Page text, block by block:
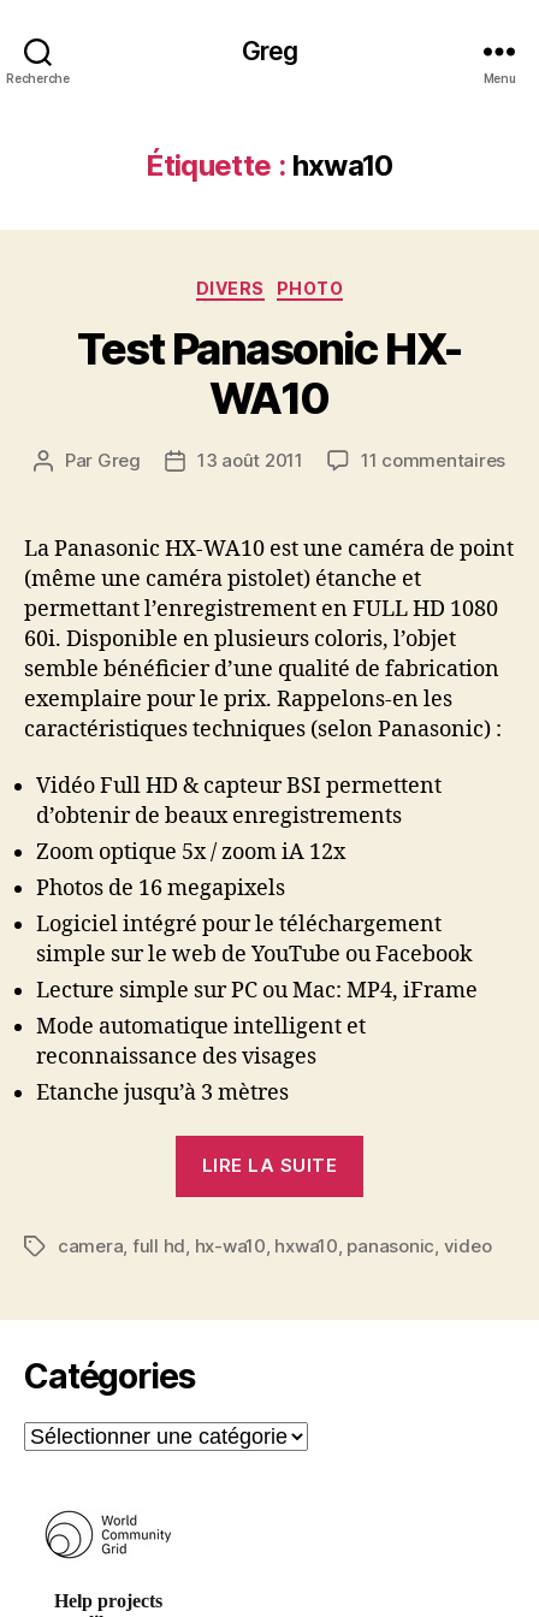
Recherche
Greg
Menu
Étiquette : hxwa10
Catégories
DIVERS PHOTO
Test Panasonic HX-
WA10
Auteur
Par Greg
Date13 août 2011 11 commentairessur
HX-
La Panasonic HX-WA10 est une caméra de point
(même une caméra pistolet) étanche et
permettant l’enregistrement en FULL HD 1080
60i. Disponible en plusieurs coloris, l’objet
semble bénéficier d’une qualité de fabrication
exemplaire pour le prix. Rappelons-en les
caractéristiques techniques (selon Panasonic) :
Vidéo Full HD & capteur BSI permettent
d’obtenir de beaux enregistrements
Zoom optique 5x / zoom iA 12x
Photos de 16 megapixels
Logiciel intégré pour le téléchargement
simple sur le web de YouTube ou Facebook
Lecture simple sur PC ou Mac: MP4, iFrame
Mode automatique intelligent et
reconnaissance des visages
Etanche jusqu’à 3 mètres
LIRE LA SUITE
WA10 »
Étiquettes
camera full hd hx-wa10 hxwa10 panasonic video
Catégories
Catégories